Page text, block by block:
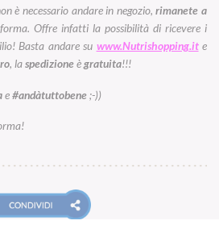
è necessario andare in negozio,rimanete a
Offre infatti la possibilità di ricevere i
Basta andare su www.Nutrishopping.ite
, laspedizioneègratuita!!!
e#andàtuttobene;-))